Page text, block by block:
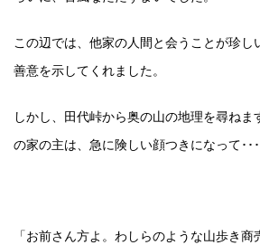
この辺では、他家の人間と会うことが珍し
善意を示してくれました。
しかし、田代峠から奥の山の地理を尋ねま
の家の主は、急に険しい顔つきになって･･･
「お前さん方よ。わしらのような山歩き